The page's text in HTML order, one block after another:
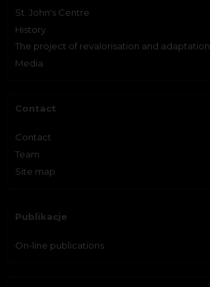
St. John's Centre
History
The project of revalorisation and adaptation
Media
Contact
Contact
Team
Site map
Publikacje
On-line publications